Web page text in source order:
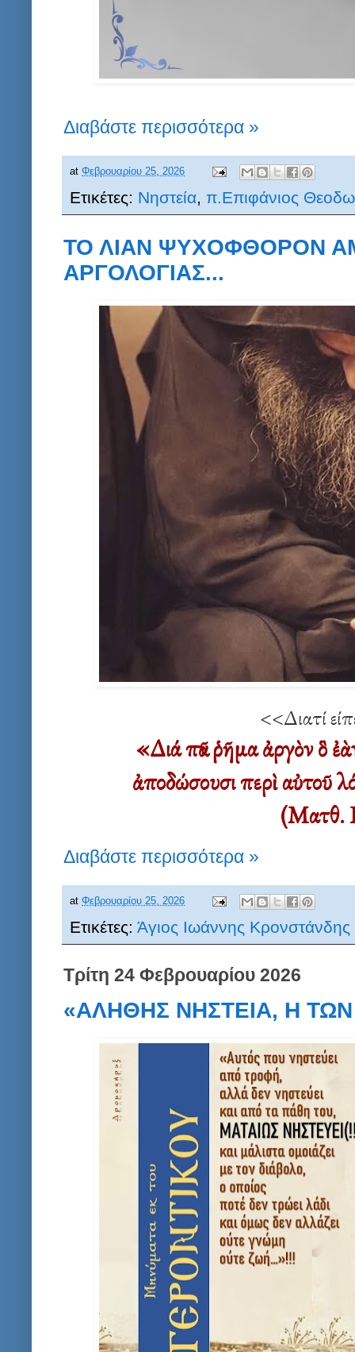
Διαβάστε περισσότερα »
at Φεβρουαρίου 25, 2026
Ετικέτες: Νηστεία, π.Επιφάνιος
ΤΟ ΛΙΑΝ ΨΥΧΟΦΘΟΡΟΝ
ΑΡΓΟΛΟΓΙΑΣ...
<<Διατί
«Διά πᾶν ῥῆμα ἀργὸν ὃ
ἀποδώσουσι περὶ αὐτοῦ
(Ματθ.
Διαβάστε περισσότερα »
at Φεβρουαρίου 25, 2026
Ετικέτες: Άγιος Ιωάννης Κρονστάνδης
Τρίτη 24 Φεβρουαρίου 2026
«ΑΛΗΘΗΣ ΝΗΣΤΕΙΑ, Η